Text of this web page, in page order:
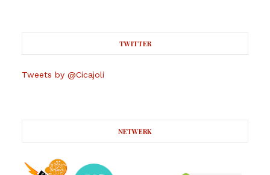
TWITTER
Tweets by @Cicajoli
NETWERK